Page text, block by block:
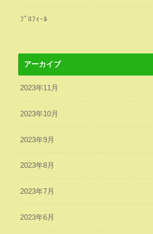
ﾌﾟﾛﾌｨｰﾙ
アーカイブ
2023年11月
2023年10月
2023年9月
2023年8月
2023年7月
2023年6月